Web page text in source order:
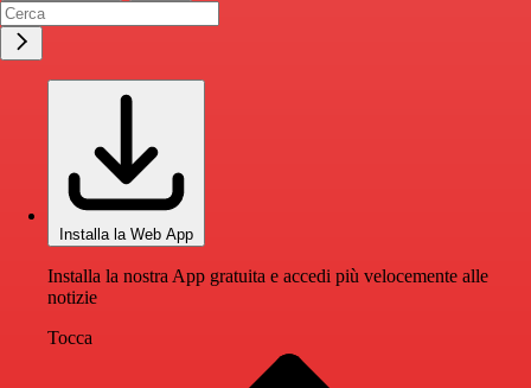
Installa la Web App
Installa la nostra App gratuita e accedi più velocemente alle
notizie
Tocca